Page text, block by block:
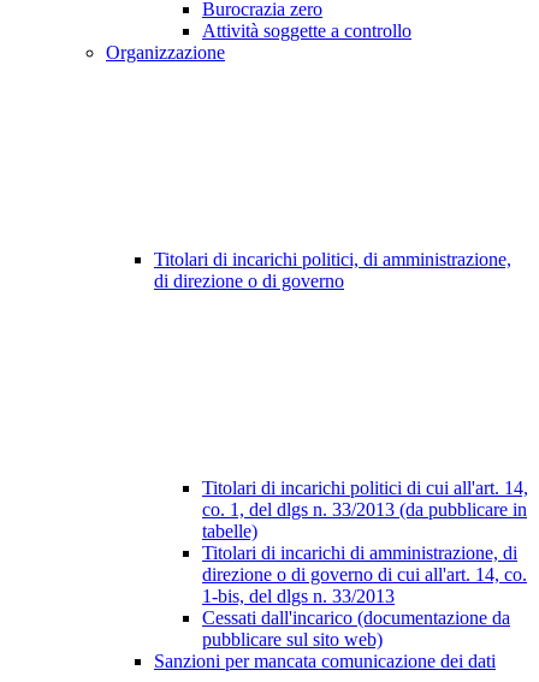
Burocrazia zero
Attività soggette a controllo
Organizzazione
Titolari di incarichi politici, di amministrazione,
di direzione o di governo
Titolari di incarichi politici di cui all'art. 14,
co. 1, del dlgs n. 33/2013 (da pubblicare in
tabelle)
Titolari di incarichi di amministrazione, di
direzione o di governo di cui all'art. 14, co.
1-bis, del dlgs n. 33/2013
Cessati dall'incarico (documentazione da
pubblicare sul sito web)
Sanzioni per mancata comunicazione dei dati